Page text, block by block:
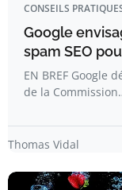
CONSEILS
Google
spam SEO
EN BREF Google
de la
Thomas Vidal